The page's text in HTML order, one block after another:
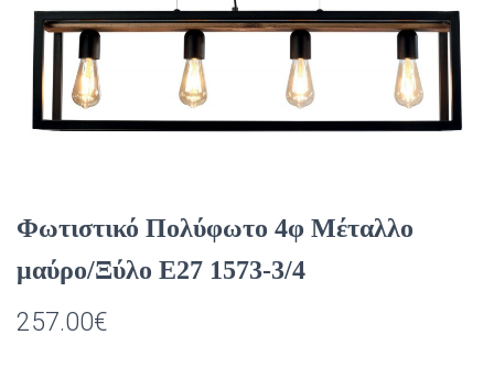
Φωτιστικό Πολύφωτο 4φ Μέταλλο
μαύρο/Ξύλο Ε27 1573-3/4
257.00€